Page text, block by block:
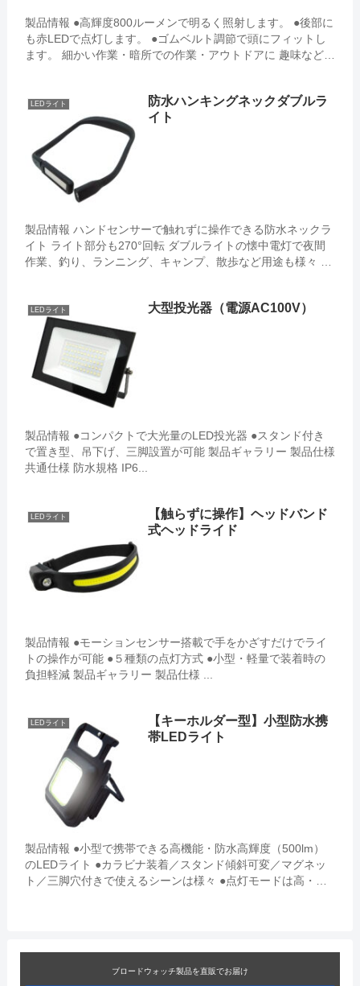
製品情報 ●高輝度800ルーメンで明るく照射します。 ●後部に
も赤LEDで点灯します。 ●ゴムベルト調節で頭にフィットし
ます。 細かい作業・暗所での作業・アウトドアに 趣味などで
LEDライト
防水ハンキングネックダブルラ
イト
製品情報 ハンドセンサーで触れずに操作できる防水ネックラ
イト ライト部分も270°回転 ダブルライトの懐中電灯で夜間
作業、釣り、ランニング、キャンプ、散歩など用途も様々 ●2
LEDライト 大型投光器（電源AC100V）
製品情報 ●コンパクトで大光量のLED投光器 ●スタンド付き
で置き型、吊下げ、三脚設置が可能 製品ギャラリー 製品仕様
共通仕様 防水規格 IP6...
LEDライト
【触らずに操作】ヘッドバンド
式ヘッドライド
製品情報 ●モーションセンサー搭載で手をかざすだけでライ
トの操作が可能 ●５種類の点灯方式 ●小型・軽量で装着時の
LEDライト
【キーホルダー型】小型防水携
帯LEDライト
製品情報 ●小型で携帯できる高機能・防水高輝度（500lm）
のLEDライト ●カラビナ装着／スタンド傾斜可変／マグネッ
ト／三脚穴付きで使えるシーンは様々 ●点灯モードは高・
ブロードウォッチ製品を直販でお届け